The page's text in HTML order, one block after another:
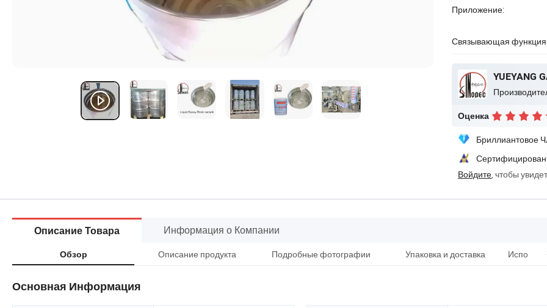
Приложение:
Связывающая
Оценка
Бриллиантовое
Войдите, чтобы
Описание Товара Информация о Компании
Обзор Описание продукта Подробные фотографии Упаковка и доставка
Основная Информация